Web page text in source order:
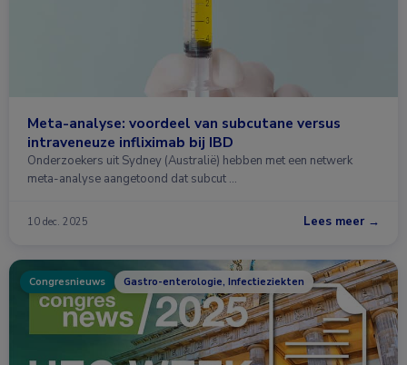
Meta-analyse: voordeel van subcutane versus
intraveneuze infliximab bij IBD
Onderzoekers uit Sydney (Australië) hebben met een netwerk
meta-analyse aangetoond dat subcut …
10 dec. 2025 Lees meer →
Congresnieuws Gastro-enterologie, Infectieziekten